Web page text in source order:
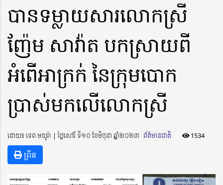
បានទម្លាយសារលោកស្រី
ញ៉ែម សាវ៉ាត បកស្រាយពី
អំពើអាក្រក់ នៃក្រុមបោក
ប្រាស់មកលើលោកស្រី
ដោយ៖ ទេព មយូរ៉ា ​​ | ថ្ងៃសៅរ៍ ទី១០ ខែមិថុនា ឆ្នាំ២០២៣ ព័ត៌មានជាតិ 1534
ព្រីន